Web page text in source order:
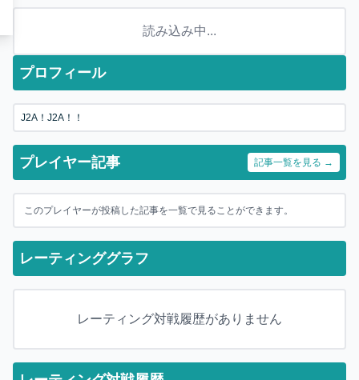
読み込み中...
プロフィール
J2A！J2A！！
プレイヤー記事 記事一覧を見る →
このプレイヤーが投稿した記事を一覧で見ることができます。
レーティンググラフ
レーティング対戦履歴がありません